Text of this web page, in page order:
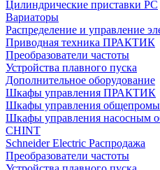
Цилиндрические приставки PC
Вариаторы
Распределение и управление
Приводная техника ПРАКТИК
Преобразователи частоты
Устройства плавного пуска
Дополнительное оборудование
Шкафы управления ПРАКТИК
Шкафы управления
Шкафы управления насосным
CHINT
Schneider Electric Распродажа
Преобразователи частоты